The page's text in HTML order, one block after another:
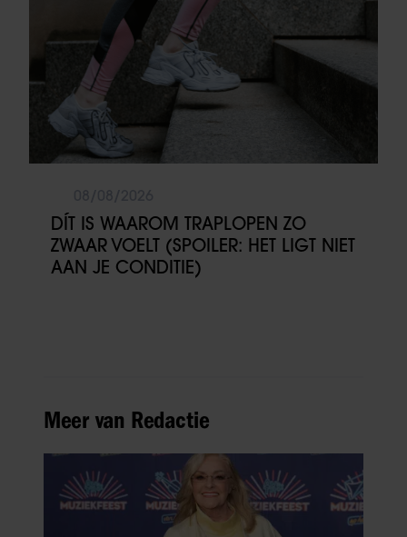
DÍT IS WAAROM TRAPLOPEN ZO
ZWAAR VOELT (SPOILER: HET LIGT NIET
AAN JE CONDITIE)
Meer van Redactie